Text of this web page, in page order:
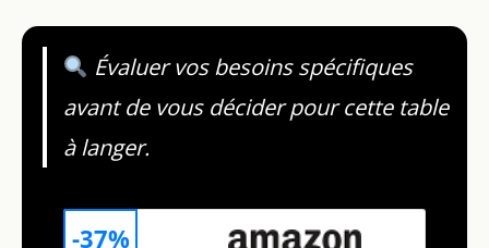
Évaluer vos besoins spécifiques
avant de vous décider pour cette table
à langer.
-37%